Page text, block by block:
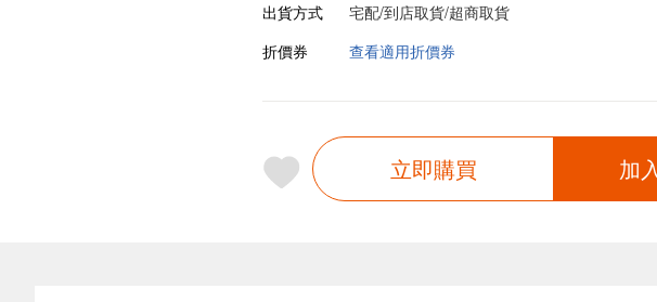
出貨方式
宅配/到店取貨/超商取貨
折價券
查看適用折價券
立即購買 加